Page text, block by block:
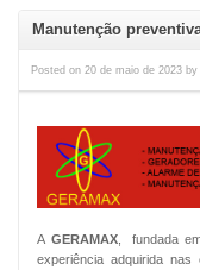
Manutenção
Posted on 20 de maio de 2023 by
A GERAMAX, fundada
experiência adquirida nas